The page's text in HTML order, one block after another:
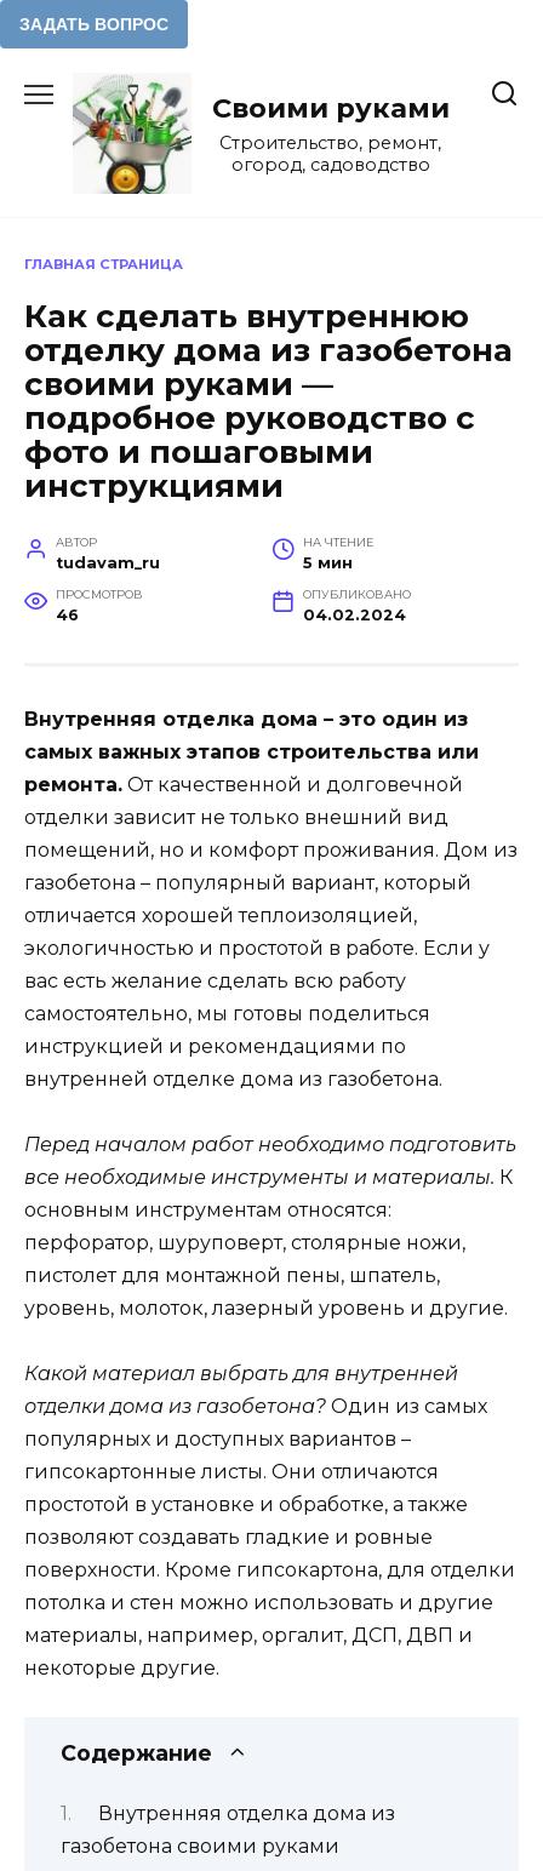
содержанию
Своими руками
Строительство, ремонт,
огород, садоводство
ГЛАВНАЯ СТРАНИЦА
Как сделать внутреннюю
отделку дома из газобетона
своими руками —
подробное руководство с
фото и пошаговыми
инструкциями
АВТОР
tudavam_ru
НА ЧТЕНИЕ
5 мин
ПРОСМОТРОВ
46
ОПУБЛИКОВАНО
04.02.2024
Внутренняя отделка дома – это один из
самых важных этапов строительства или
ремонта. От качественной и долговечной
отделки зависит не только внешний вид
помещений, но и комфорт проживания. Дом из
газобетона – популярный вариант, который
отличается хорошей теплоизоляцией,
экологичностью и простотой в работе. Если у
вас есть желание сделать всю работу
самостоятельно, мы готовы поделиться
инструкцией и рекомендациями по
внутренней отделке дома из газобетона.
Перед началом работ необходимо подготовить
все необходимые инструменты и материалы. К
основным инструментам относятся:
перфоратор, шуруповерт, столярные ножи,
пистолет для монтажной пены, шпатель,
уровень, молоток, лазерный уровень и другие.
Какой материал выбрать для внутренней
отделки дома из газобетона? Один из самых
популярных и доступных вариантов –
гипсокартонные листы. Они отличаются
простотой в установке и обработке, а также
позволяют создавать гладкие и ровные
поверхности. Кроме гипсокартона, для отделки
потолка и стен можно использовать и другие
материалы, например, оргалит, ДСП, ДВП и
некоторые другие.
Содержание
Внутренняя отделка дома из
газобетона своими руками